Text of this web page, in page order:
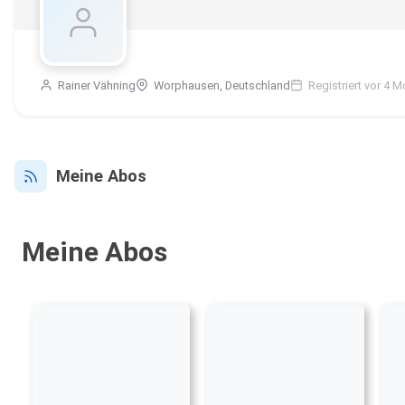
Rainer Vähning Worphausen, Deutschland Registriert vor 4
Meine Abos
Meine Abos